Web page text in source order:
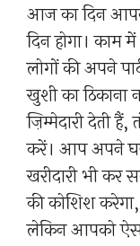
आज का दिन
दिन होगा। काम
लोगों की अपने
खुशी का ठिकाना
ज़िम्मेदारी देती
करें। आप अपने
खरीदारी भी
की कोशिश
लेकिन आपको